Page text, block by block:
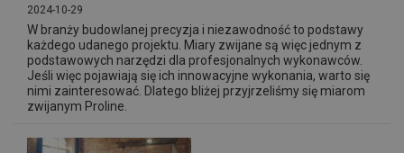
2024-10-29
W branży budowlanej precyzja i niezawodność to podstawy
każdego udanego projektu. Miary zwijane są więc jednym z
podstawowych narzędzi dla profesjonalnych wykonawców.
Jeśli więc pojawiają się ich innowacyjne wykonania, warto się
nimi zainteresować. Dlatego bliżej przyjrzeliśmy się miarom
zwijanym Proline.